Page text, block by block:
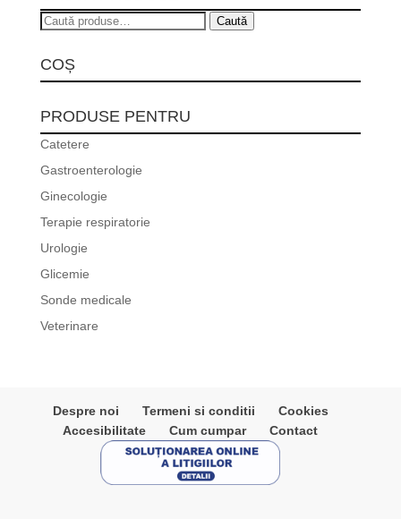
Caută
Caută
COȘ
PRODUSE PENTRU
Catetere
Gastroenterologie
Ginecologie
Terapie respiratorie
Urologie
Glicemie
Sonde medicale
Veterinare
Despre noi Termeni si conditii
Cookies
Accesibilitate
Cum cumpar Contact